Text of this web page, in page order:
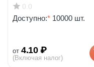
0.0
Доступно:* 10000 шт.
от 4.10 ₽
(Включая налог)